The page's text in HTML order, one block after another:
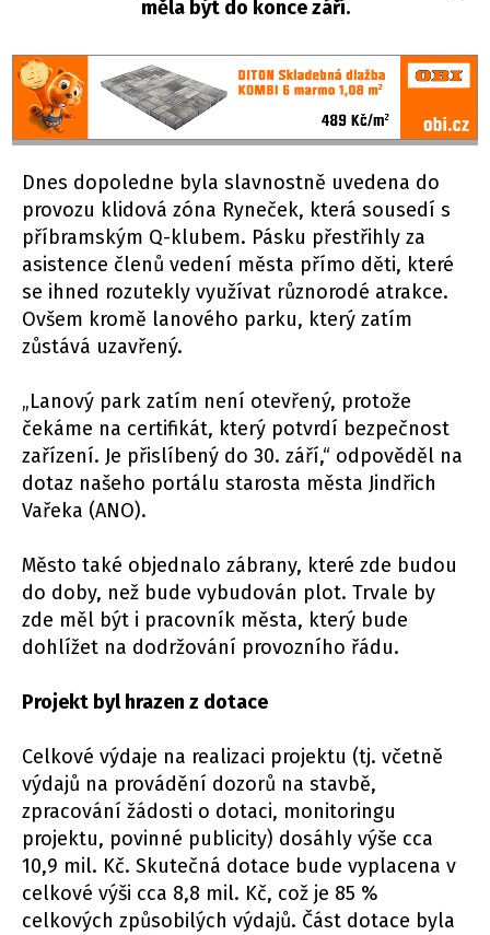
měla být do konce září.
Dnes dopoledne byla slavnostně uvedena do
provozu klidová zóna Ryneček, která sousedí s
příbramským Q-klubem. Pásku přestřihly za
asistence členů vedení města přímo děti, které
se ihned rozutekly využívat různorodé atrakce.
Ovšem kromě lanového parku, který zatím
zůstává uzavřený.
„Lanový park zatím není otevřený, protože
čekáme na certifikát, který potvrdí bezpečnost
zařízení. Je přislíbený do 30. září,“ odpověděl na
dotaz našeho portálu starosta města Jindřich
Vařeka (ANO).
Město také objednalo zábrany, které zde budou
do doby, než bude vybudován plot. Trvale by
zde měl být i pracovník města, který bude
dohlížet na dodržování provozního řádu.
Projekt byl hrazen z dotace
Celkové výdaje na realizaci projektu (tj. včetně
výdajů na provádění dozorů na stavbě,
zpracování žádosti o dotaci, monitoringu
projektu, povinné publicity) dosáhly výše cca
10,9 mil. Kč. Skutečná dotace bude vyplacena v
celkové výši cca 8,8 mil. Kč, což je 85 %
celkových způsobilých výdajů. Část dotace byla